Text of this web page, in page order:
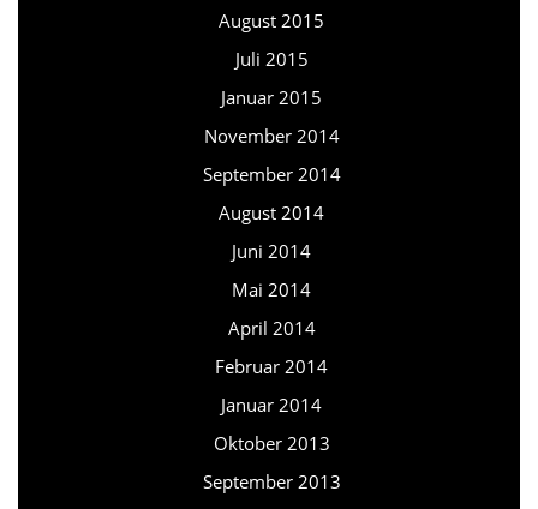
August 2015
Juli 2015
Januar 2015
November 2014
September 2014
August 2014
Juni 2014
Mai 2014
April 2014
Februar 2014
Januar 2014
Oktober 2013
September 2013